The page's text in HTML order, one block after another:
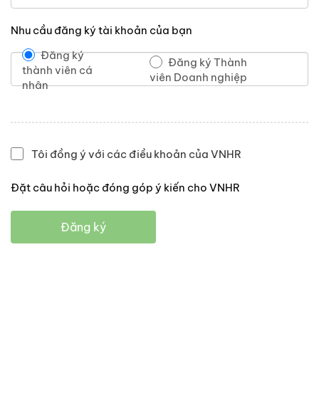
Nhu cầu đăng ký tài khoản của bạn
Đăng ký
thành viên cá
nhân
Đăng ký Thành
viên Doanh nghiệp
Tôi đồng ý với các điều khoản của VNHR
Đặt câu hỏi hoặc đóng góp ý kiến cho VNHR
Đăng ký